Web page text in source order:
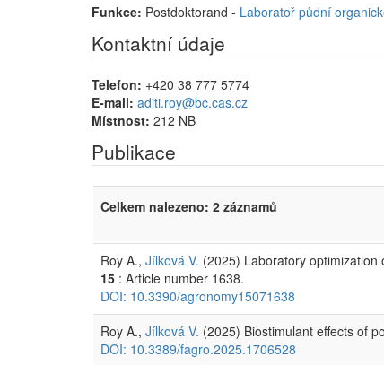
Funkce: Postdoktorand - Laboratoř půdní
Kontaktní údaje
Telefon: +420 38 777 5774
E-mail: aditi.roy@bc.cas.cz
Místnost: 212 NB
Publikace
Celkem nalezeno: 2 záznamů
Roy A., Jílková V. (2025) Laboratory
15 : Article number 1638.
DOI: 10.3390/agronomy15071638
Roy A., Jílková V. (2025) Biostimulant effects of
DOI: 10.3389/fagro.2025.1706528